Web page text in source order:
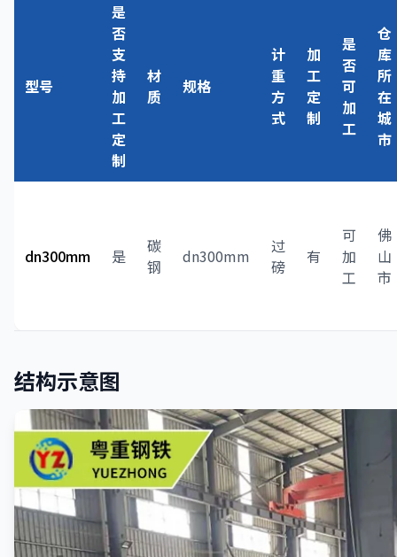
型号
是
否
支
持
加
工
定
制
材
质
规格
计
重
方
式
加
工
定
制
是
否
可
加
工
仓
库
所
在
城
市
dn300mm 是
碳
钢
dn300mm
过
磅
有
可
加
工
佛
山
市
结构示意图